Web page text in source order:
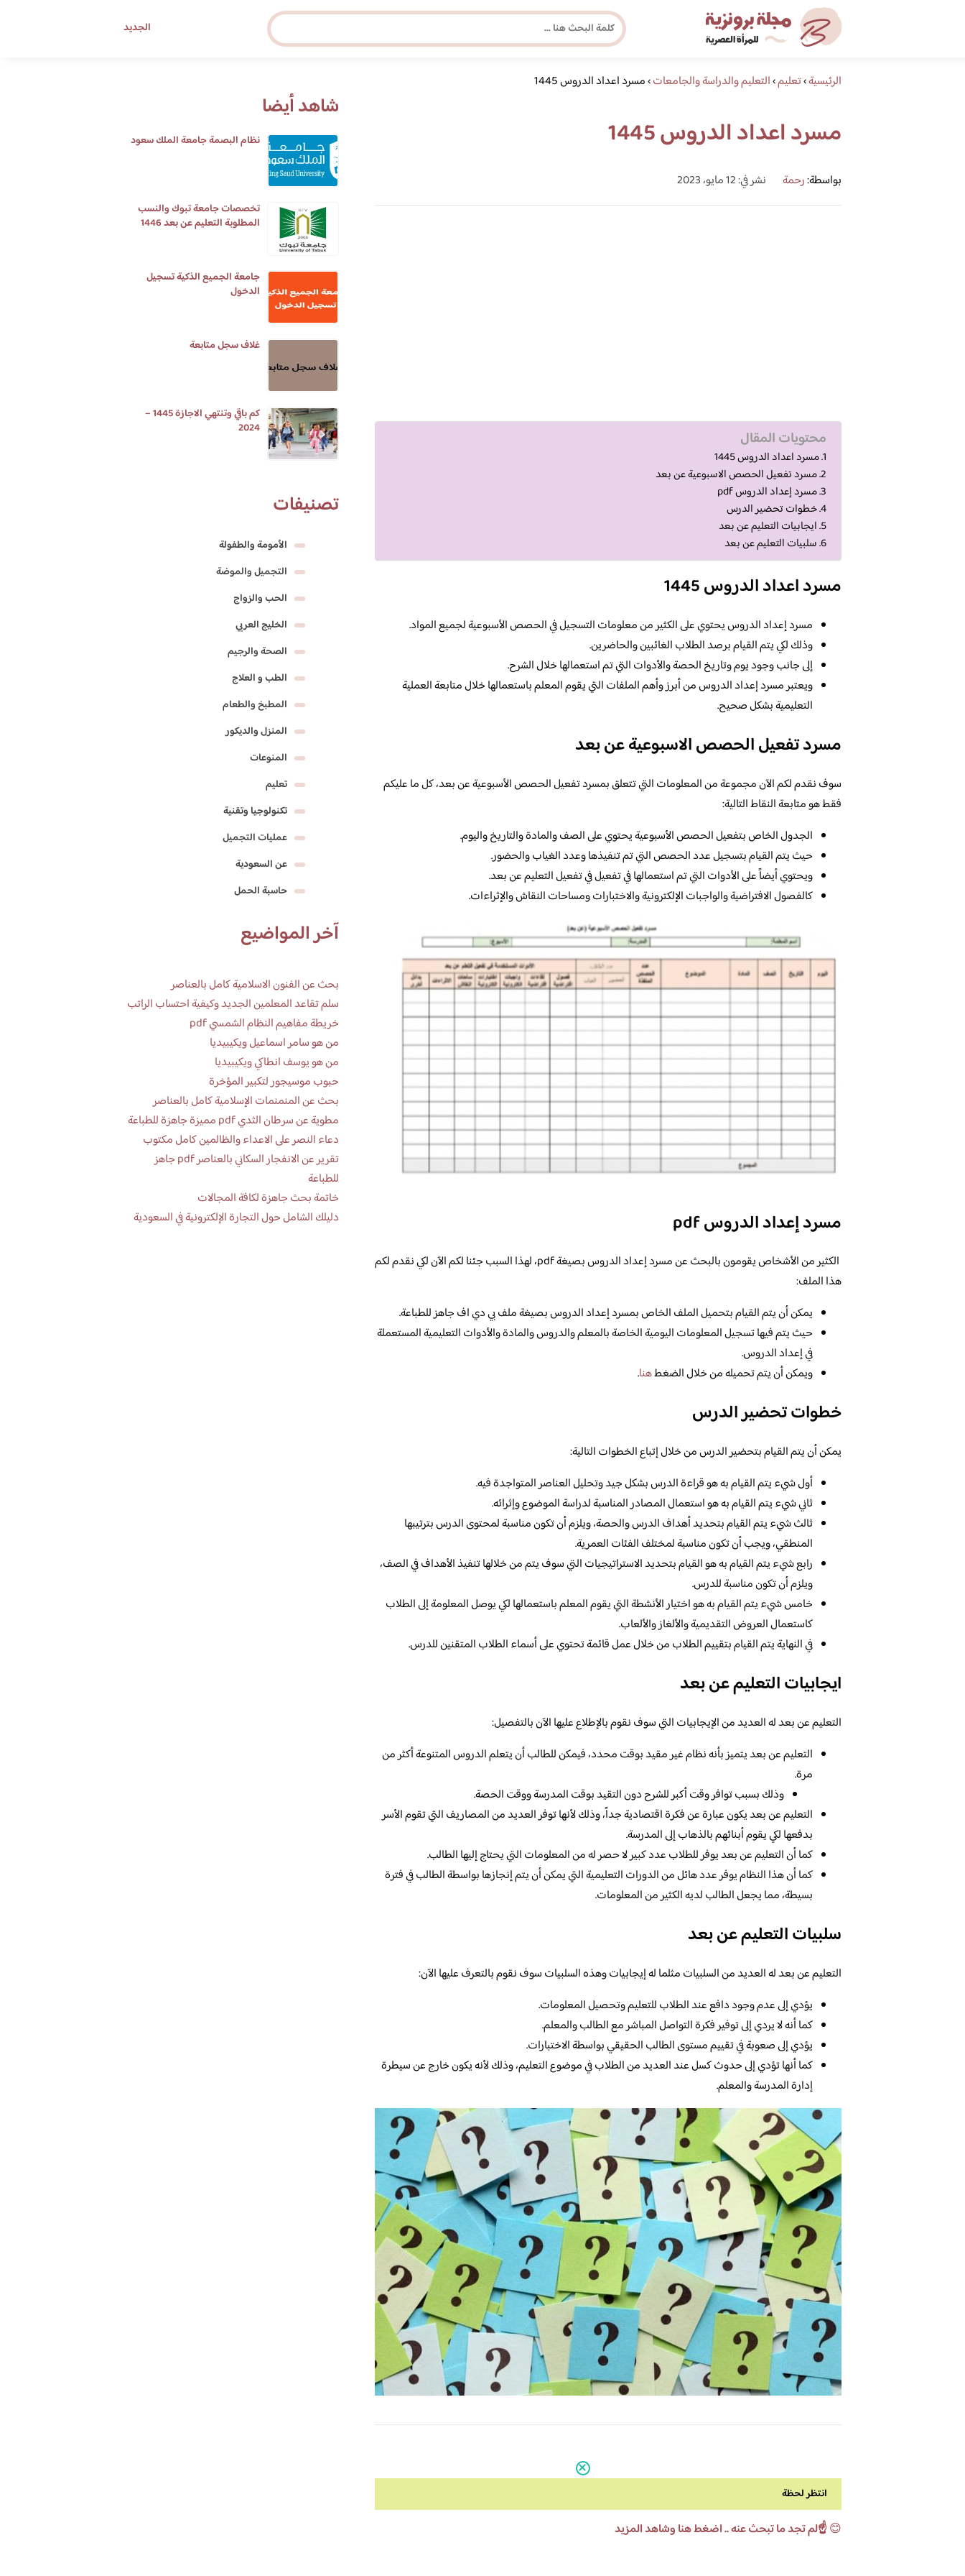
الجديد
مجلة برونزية للفتاة العصرية الرئيسية›تعليم›التعليم والدراسة والجامعات›مسرد اعداد الدروس 1445
مسرد اعداد الدروس 1445
بواسطة:رحمة نشر في: 12 مايو، 2023
محتويات المقال
مسرد اعداد الدروس 1445
مسرد تفعيل الحصص الاسبوعية عن بعد
مسرد إعداد الدروس pdf
خطوات تحضير الدرس
ايجابيات التعليم عن بعد
سلبيات التعليم عن بعد
مسرد اعداد الدروس 1445
مسرد إعداد الدروس يحتوي على الكثير من معلومات التسجيل في الحصص الأسبوعية لجميع المواد.
وذلك لكي يتم القيام برصد الطلاب الغائبين والحاضرين.
إلى جانب وجود يوم وتاريخ الحصة والأدوات التي تم استعمالها خلال الشرح.
ويعتبر مسرد إعداد الدروس من أبرز وأهم الملفات التي يقوم المعلم باستعمالها خلال متابعة العملية
التعليمية بشكل صحيح.
مسرد تفعيل الحصص الاسبوعية عن بعد
سوف نقدم لكم الآن مجموعة من المعلومات التي تتعلق بمسرد تفعيل الحصص الأسبوعية عن بعد، كل ما عليكم
فقط هو متابعة النقاط التالية:
الجدول الخاص بتفعيل الحصص الأسبوعية يحتوي على الصف والمادة والتاريخ واليوم.
حيث يتم القيام بتسجيل عدد الحصص التي تم تنفيذها وعدد الغياب والحضور.
ويحتوي أيضاً على الأدوات التي تم استعمالها في تفعيل في تفعيل التعليم عن بعد.
كالفصول الافتراضية والواجبات الإلكترونية والاختبارات ومساحات النقاش والإثراءات.
مسرد إعداد الدروس pdf
الكثير من الأشخاص يقومون بالبحث عن مسرد إعداد الدروس بصيغة pdf، لهذا السبب جئنا لكم الآن لكي نقدم لكم
هذا الملف:
يمكن أن يتم القيام بتحميل الملف الخاص بمسرد إعداد الدروس بصيغة ملف بي دي اف جاهز للطباعة.
حيث يتم فيها تسجيل المعلومات اليومية الخاصة بالمعلم والدروس والمادة والأدوات التعليمية المستعملة
في إعداد الدروس.
ويمكن أن يتم تحميله من خلال الضغطهنا.
خطوات تحضير الدرس
يمكن أن يتم القيام بتحضير الدرس من خلال إتباع الخطوات التالية:
أول شيء يتم القيام به هو قراءة الدرس بشكل جيد وتحليل العناصر المتواجدة فيه.
ثاني شيء يتم القيام به هو استعمال المصادر المناسبة لدراسة الموضوع وإثرائه.
ثالث شيء يتم القيام بتحديد أهداف الدرس والحصة، ويلزم أن تكون مناسبة لمحتوى الدرس بترتيبها
المنطقي، ويجب أن تكون مناسبة لمختلف الفئات العمرية.
رابع شيء يتم القيام به هو القيام بتحديد الاستراتيجيات التي سوف يتم من خلالها تنفيذ الأهداف في الصف،
ويلزم أن تكون مناسبة للدرس.
خامس شيء يتم القيام به هو اختيار الأنشطة التي يقوم المعلم باستعمالها لكي يوصل المعلومة إلى الطلاب
كاستعمال العروض التقديمية والألغاز والألعاب.
في النهاية يتم القيام بتقييم الطلاب من خلال عمل قائمة تحتوي على أسماء الطلاب المتقنين للدرس.
ايجابيات التعليم عن بعد
التعليم عن بعد له العديد من الإيجابيات التي سوف نقوم بالإطلاع عليها الآن بالتفصيل:
التعليم عن بعد يتميز بأنه نظام غير مقيد بوقت محدد، فيمكن للطالب أن يتعلم الدروس المتنوعة أكثر من
مرة.
وذلك بسبب توافر وقت أكبر للشرح دون التقيد بوقت المدرسة ووقت الحصة.
التعليم عن بعد يكون عبارة عن فكرة اقتصادية جداً، وذلك لأنها توفر العديد من المصاريف التي تقوم الأسر
بدفعها لكي يقوم أبنائهم بالذهاب إلى المدرسة.
كما أن التعليم عن بعد يوفر للطلاب عدد كبير لا حصر له من المعلومات التي يحتاج إليها الطالب.
كما أن هذا النظام يوفر عدد هائل من الدورات التعليمية التي يمكن أن يتم إنجازها بواسطة الطالب في فترة
بسيطة، مما يجعل الطالب لديه الكثير من المعلومات.
سلبيات التعليم عن بعد
التعليم عن بعد له العديد من السلبيات مثلما له إيجابيات وهذه السلبيات سوف نقوم بالتعرف عليها الآن:
يؤدي إلى عدم وجود دافع عند الطلاب للتعليم وتحصيل المعلومات.
كما أنه لا يردي إلى توفير فكرة التواصل المباشر مع الطالب والمعلم.
يؤدي إلى صعوبة في تقييم مستوى الطالب الحقيقي بواسطة الاختبارات.
كما أنها تؤدي إلى حدوث كسل عند العديد من الطلاب في موضوع التعليم، وذلك لأنه يكون خارج عن سيطرة
إدارة المدرسة والمعلم.
انتظر لحظة
😊☝️لم تجد ما تبحث عنه .. اضغط هنا وشاهد المزيد
شاهد أيضا
نظام البصمة جامعة الملك سعود
تخصصات جامعة تبوك والنسب
المطلوبة التعليم عن بعد 1446
جامعة الجميع الذكية تسجيل
الدخول
غلاف سجل متابعة
كم باقي وتنتهي الاجازة 1445 –
2024
تصنيفات
الأمومة والطفولة
التجميل والموضة
الحب والزواج
الخليج العربي
الصحة والرجيم
الطب و العلاج
المطبخ والطعام
المنزل والديكور
المنوعات
تعليم
تكنولوجيا وتقنية
عمليات التجميل
عن السعودية
حاسبة الحمل
آخر المواضيع
بحث عن الفنون الاسلامية كامل بالعناصر
سلم تقاعد المعلمين الجديد وكيفية احتساب الراتب
خريطة مفاهيم النظام الشمسي pdf
من هو سامر اسماعيل ويكيبيديا
من هو يوسف انطاكي ويكيبيديا
حبوب موسيجور لتكبير المؤخرة
بحث عن المنمنمات الإسلامية كامل بالعناصر
مطوية عن سرطان الثدي pdf مميزة جاهزة للطباعة
دعاء النصر على الاعداء والظالمين كامل مكتوب
تقرير عن الانفجار السكاني بالعناصر pdf جاهز
للطباعة
خاتمة بحث جاهزة لكافة المجالات
دليلك الشامل حول التجارة الإلكترونية في السعودية